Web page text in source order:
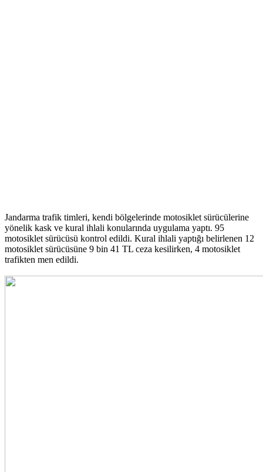
Jandarma trafik timleri, kendi bölgelerinde motosiklet sürücülerine
yönelik kask ve kural ihlali konularında uygulama yaptı. 95
motosiklet sürücüsü kontrol edildi. Kural ihlali yaptığı belirlenen 12
motosiklet sürücüsüne 9 bin 41 TL ceza kesilirken, 4 motosiklet
trafikten men edildi.